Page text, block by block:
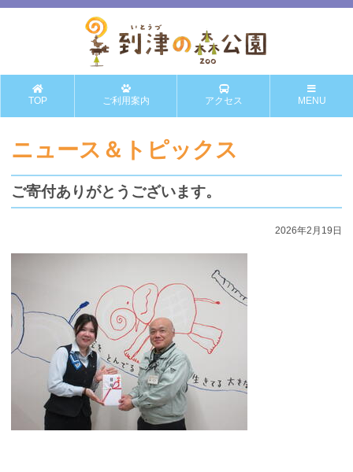
TOP ご利用案内 アクセス MENU
ニュース＆トピックス
ご寄付ありがとうございます。
2026年2月19日